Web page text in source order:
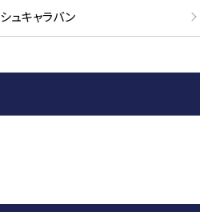
ュキャラバン